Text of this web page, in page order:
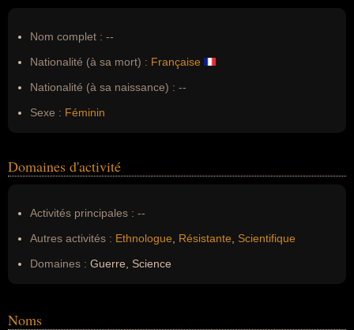
Nom complet : --
Nationalité (à sa mort) : Française
Nationalité (à sa naissance) : --
Sexe : Féminin
Domaines d'activité
Activités principales : --
Autres activités : Ethnologue Résistante
Scientifique
Domaines : Guerre, Science
Noms